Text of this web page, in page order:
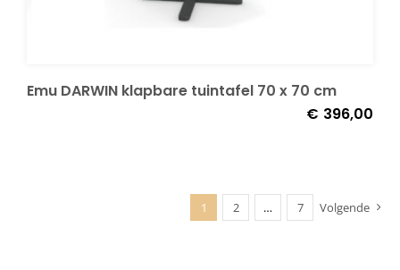
Emu DARWIN klapbare tuintafel 70 x 70 cm
€ 396,00
1 2 … 7 Volgende